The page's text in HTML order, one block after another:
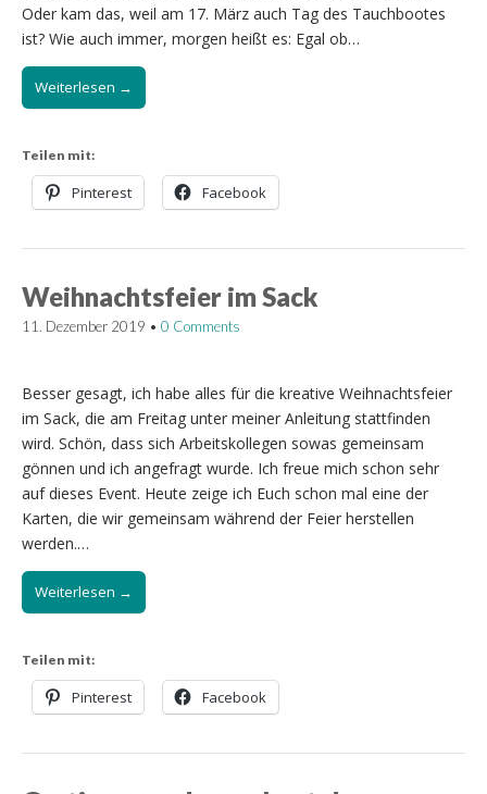
Oder kam das, weil am 17. März auch Tag des Tauchbootes
ist? Wie auch immer, morgen heißt es: Egal ob…
Weiterlesen →
Teilen mit:
Pinterest Facebook
Weihnachtsfeier im Sack
11. Dezember 2019 • 0 Comments
Besser gesagt, ich habe alles für die kreative Weihnachtsfeier
im Sack, die am Freitag unter meiner Anleitung stattfinden
wird. Schön, dass sich Arbeitskollegen sowas gemeinsam
gönnen und ich angefragt wurde. Ich freue mich schon sehr
auf dieses Event. Heute zeige ich Euch schon mal eine der
Karten, die wir gemeinsam während der Feier herstellen
werden.…
Weiterlesen →
Teilen mit:
Pinterest Facebook